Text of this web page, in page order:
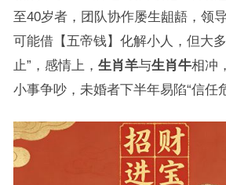
至40岁者，团队协作屡生龃龉，领
可能借【五帝钱】化解小人，但大
止”，感情上， 生肖羊与生肖牛相冲
小事争吵，未婚者下半年易陷“信任